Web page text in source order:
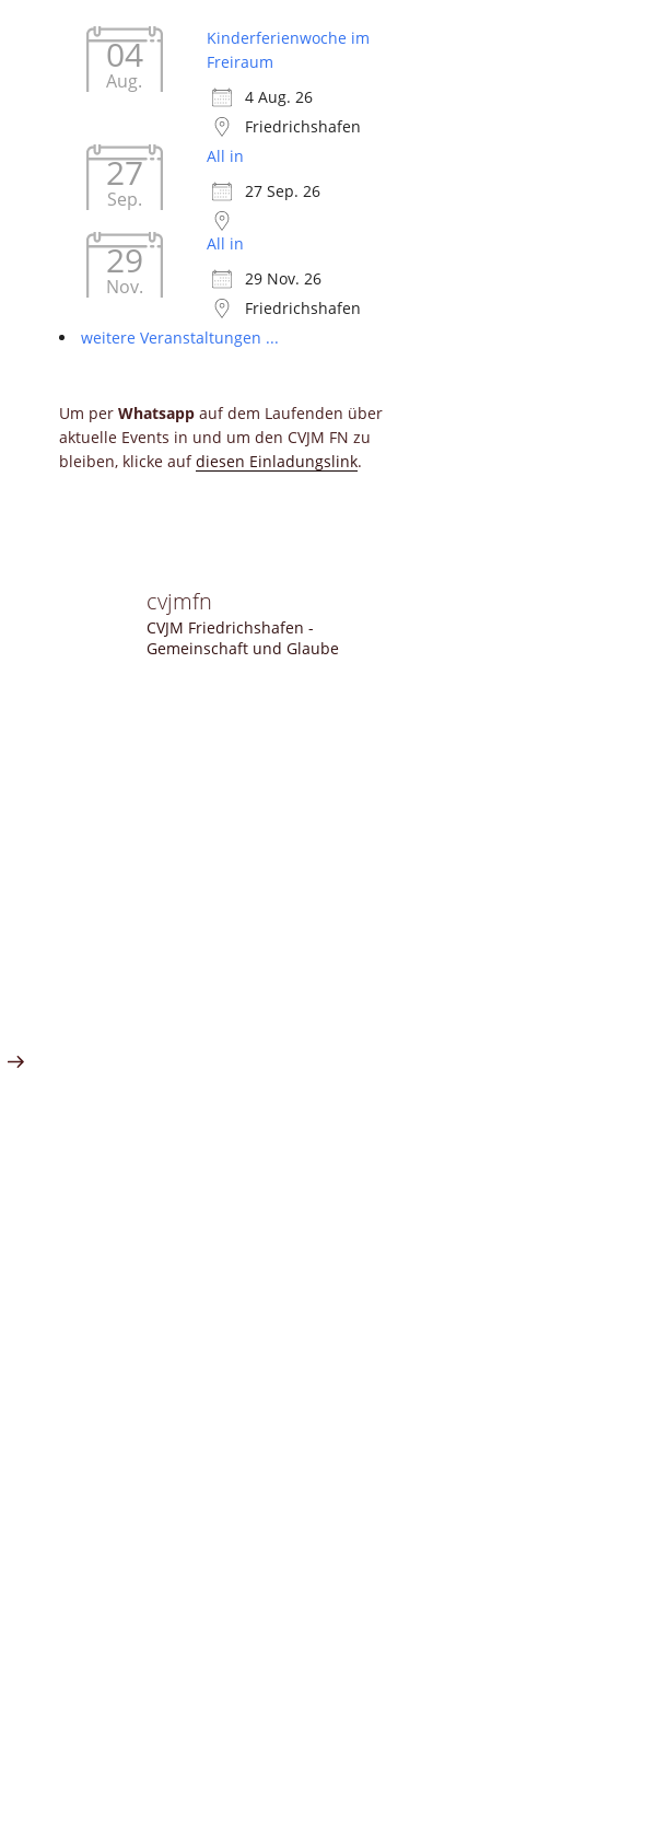
Beitrag
04
Aug.
Kinderferienwoche im
Freiraum
4 Aug. 26
Friedrichshafen
27
Sep.
All in
27 Sep. 26
29
Nov.
All in
29 Nov. 26
Friedrichshafen
weitere Veranstaltungen ...
Um per Whatsappauf dem Laufenden über
aktuelle Events in und um den CVJM FN zu
bleiben, klicke aufdiesen Einladungslink.
cvjmfn
CVJM Friedrichshafen -
Gemeinschaft und Glaube